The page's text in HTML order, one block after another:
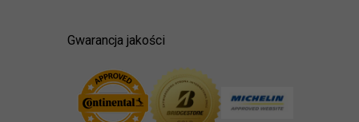
Gwarancja jakości